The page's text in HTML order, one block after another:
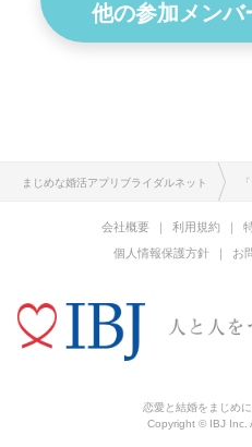
他の参加メンバ
まじめな婚活アプリブライダルネット
会社概要 利用規約
個人情報保護方針
お
恋愛と結婚をまじめ
Copyright © IBJ Inc.